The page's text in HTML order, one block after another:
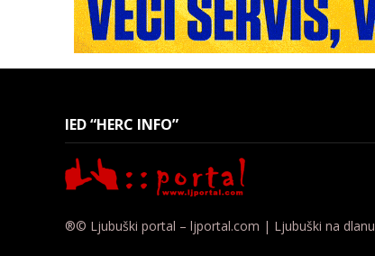
IED “HERC INFO”
®© Ljubuški portal – ljportal.com | Ljubuški na dlanu